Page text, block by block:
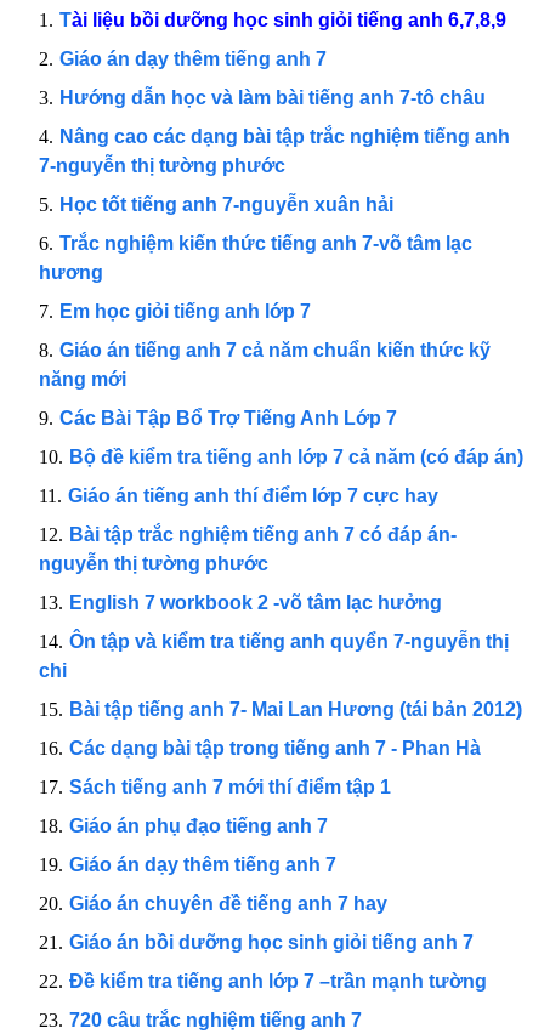
Tài liệu bồi dưỡng học sinh giỏi tiếng anh 6,7,8,9
Giáo án dạy thêm tiếng anh 7
Hướng dẫn học và làm bài tiếng anh 7-tô châu
Nâng cao các dạng bài tập trắc nghiệm tiếng anh
7-nguyễn thị tường phước
Học tốt tiếng anh 7-nguyễn xuân hải
Trắc nghiệm kiến thức tiếng anh 7-võ tâm lạc
hương
Em học giỏi tiếng anh lớp 7
Giáo án tiếng anh 7 cả năm chuẩn kiến thức kỹ
năng mới
Các Bài Tập Bổ Trợ Tiếng Anh Lớp 7
Bộ đề kiểm tra tiếng anh lớp 7 cả năm (có đáp án)
Giáo án tiếng anh thí điểm lớp 7 cực hay
Bài tập trắc nghiệm tiếng anh 7 có đáp án-
nguyễn thị tường phước
English 7 workbook 2 -võ tâm lạc hưởng
Ôn tập và kiểm tra tiếng anh quyển 7-nguyễn thị
chi
Bài tập tiếng anh 7- Mai Lan Hương (tái bản 2012)
Các dạng bài tập trong tiếng anh 7 - Phan Hà
Sách tiếng anh 7 mới thí điểm tập 1
Giáo án phụ đạo tiếng anh 7
Giáo án dạy thêm tiếng anh 7
Giáo án chuyên đề tiếng anh 7 hay
Giáo án bồi dưỡng học sinh giỏi tiếng anh 7
Đề kiểm tra tiếng anh lớp 7 –trần mạnh tường
720 câu trắc nghiệm tiếng anh 7